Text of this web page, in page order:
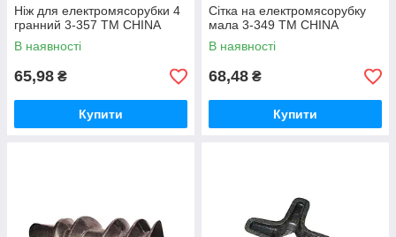
Ніж для електромясорубки 4
гранний 3-357 ТМ CHINA
В наявності
65,98 ₴
Купити
Сітка на електромясорубку
мала 3-349 ТМ CHINA
В наявності
68,48 ₴
Купити